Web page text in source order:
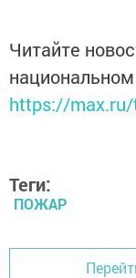
Читайте
https://
Теги:
ПОЖАР